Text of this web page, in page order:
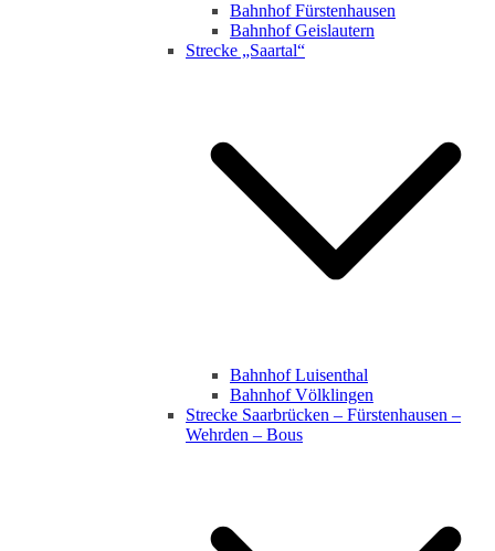
Bahnhof Fürstenhausen
Bahnhof Geislautern
Strecke „Saartal“
Bahnhof Luisenthal
Bahnhof Völklingen
Strecke Saarbrücken – Fürstenhausen –
Wehrden – Bous